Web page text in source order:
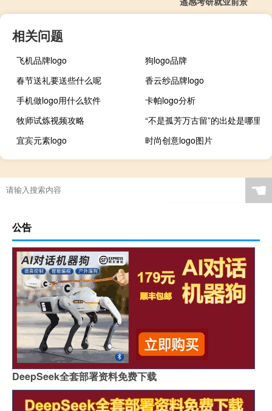
相关问题
飞机品牌logo
狗logo品牌
春节送礼要送些什么呢
香云纱品牌logo
手机做logo用什么软件
卡帕logo分析
牧师试炼视频攻略
“不是孤芳万古留”的出处是哪里
宜宾元素logo
时尚创意logo图片
☚
公告
DeepSeek全套部署资料免费下载